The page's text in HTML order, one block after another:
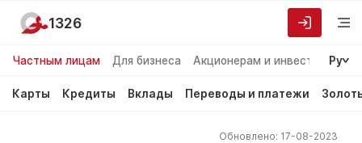
Частным лицам Для бизнеса Акционерам и инвесторам
Ру
Карты Кредиты Вклады Переводы и платежи
1326
Обновлено: 17-08-2023